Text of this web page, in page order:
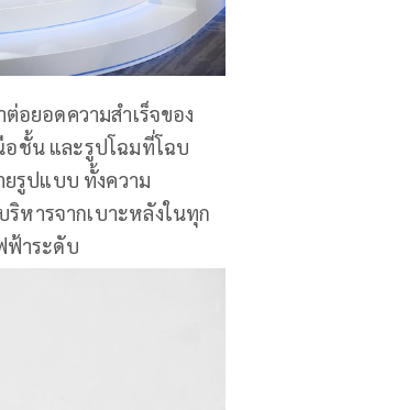
อยอดความสำเร็จของ
อชั้น และรูปโฉมที่โฉบ
รูปแบบ ทั้งความ
หารจากเบาะหลังในทุก
ฟ้าระดับ